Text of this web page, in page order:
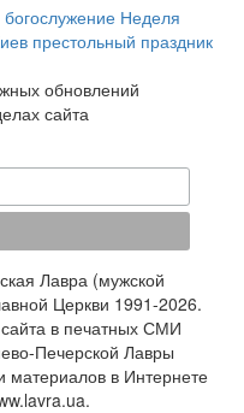
богослужение Неделя
престольный праздник
обновлений
сайта
Лавра (мужской
Церкви 1991-2026.
в печатных СМИ
Печерской Лавры
материалов в Интернете